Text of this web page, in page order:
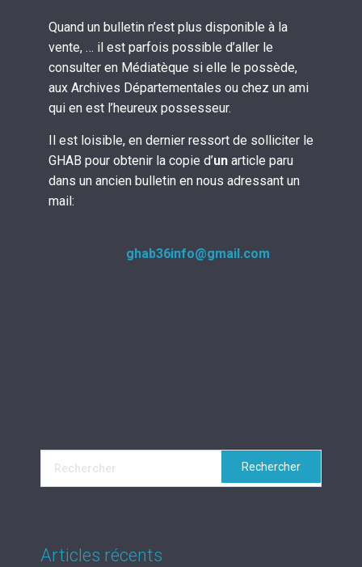
Quand un bulletin n’est plus disponible à la
vente, … il est parfois possible d’aller le
consulter en Médiatèque si elle le possède,
aux Archives Départementales ou chez un ami
qui en est l’heureux possesseur.
Il est loisible, en dernier ressort de solliciter le
GHAB pour obtenir la copie d’un article paru
dans un ancien bulletin en nous adressant un
mail:
ghab36info@gmail.com
Articles récents